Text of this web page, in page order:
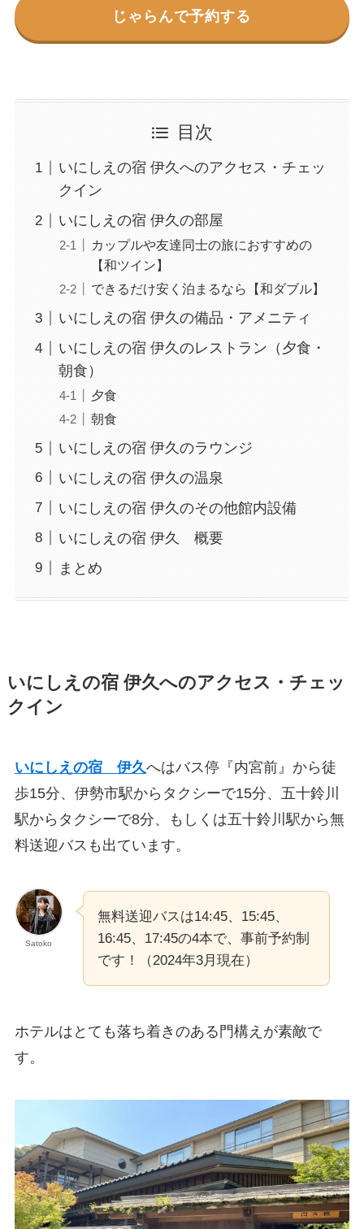
じゃらんで予約する
目次
いにしえの宿 伊久へのアクセス・チェッ
クイン
いにしえの宿 伊久の部屋
カップルや友達同士の旅におすすめの
【和ツイン】
できるだけ安く泊まるなら【和ダブル】
いにしえの宿 伊久の備品・アメニティ
いにしえの宿 伊久のレストラン（夕食・
朝食）
夕食
朝食
いにしえの宿 伊久のラウンジ
いにしえの宿 伊久の温泉
いにしえの宿 伊久のその他館内設備
いにしえの宿 伊久 概要
まとめ
いにしえの宿 伊久へのアクセス・チェッ
クイン
いにしえの宿 伊久へはバス停『内宮前』から徒
歩15分、伊勢市駅からタクシーで15分、五十鈴川
駅からタクシーで8分、もしくは五十鈴川駅から無
料送迎バスも出ています。
Satoko
無料送迎バスは14:45、15:45、
16:45、17:45の4本で、事前予約制
です！（2024年3月現在）
ホテルはとても落ち着きのある門構えが素敵で
す。